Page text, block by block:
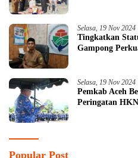
Selasa, 19 Nov 2024
Tingkatkan
Gampong
Selasa, 19 Nov 2024
Pemkab Aceh
Peringatan
Popular Post